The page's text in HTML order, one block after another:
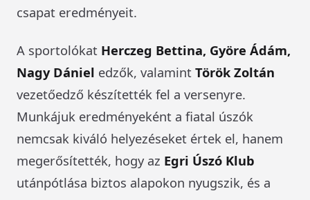
csapat eredményeit.
A sportolókat Herczeg Bettina, Györe Ádám,
Nagy Dániel edzők, valamint Török Zoltán
vezetőedző készítették fel a versenyre.
Munkájuk eredményeként a fiatal úszók
nemcsak kiváló helyezéseket értek el, hanem
megerősítették, hogy az Egri Úszó Klub
utánpótlása biztos alapokon nyugszik, és a